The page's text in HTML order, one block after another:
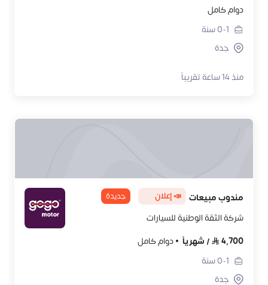
دوام كامل
0-1سنة
جدة
منذ 14 ساعة تقريباً
مندوب مبيعات 📣 إعلان جديدة
شركة الثقة الوطنية للسيارات
4,700
/ شهرياً
دوام كامل
0-1سنة
جدة